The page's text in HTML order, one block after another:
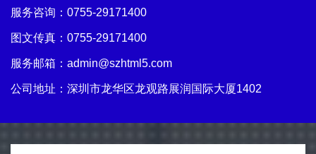
服务咨询： 0755-29171400
图文传真：0755-29171400
服务邮箱： admin@szhtml5.com
公司地址：深圳市龙华区龙观路展润国际大厦1402